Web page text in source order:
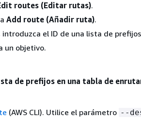
routes (Editar rutas).
Add route (Añadir ruta).
introduzca el ID de una lista de
un objetivo.
de prefijos en una tabla de
(AWS CLI). Utilice el parámetro --